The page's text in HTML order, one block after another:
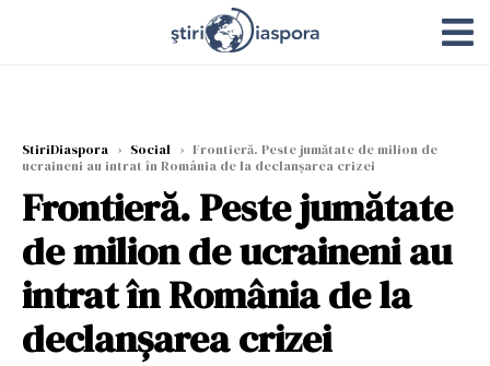
StiriDiaspora › Social › Frontieră. Peste jumătate de milion de
ucraineni au intrat în România de la declanşarea crizei
Frontieră. Peste jumătate
de milion de ucraineni au
intrat în România de la
declanşarea crizei